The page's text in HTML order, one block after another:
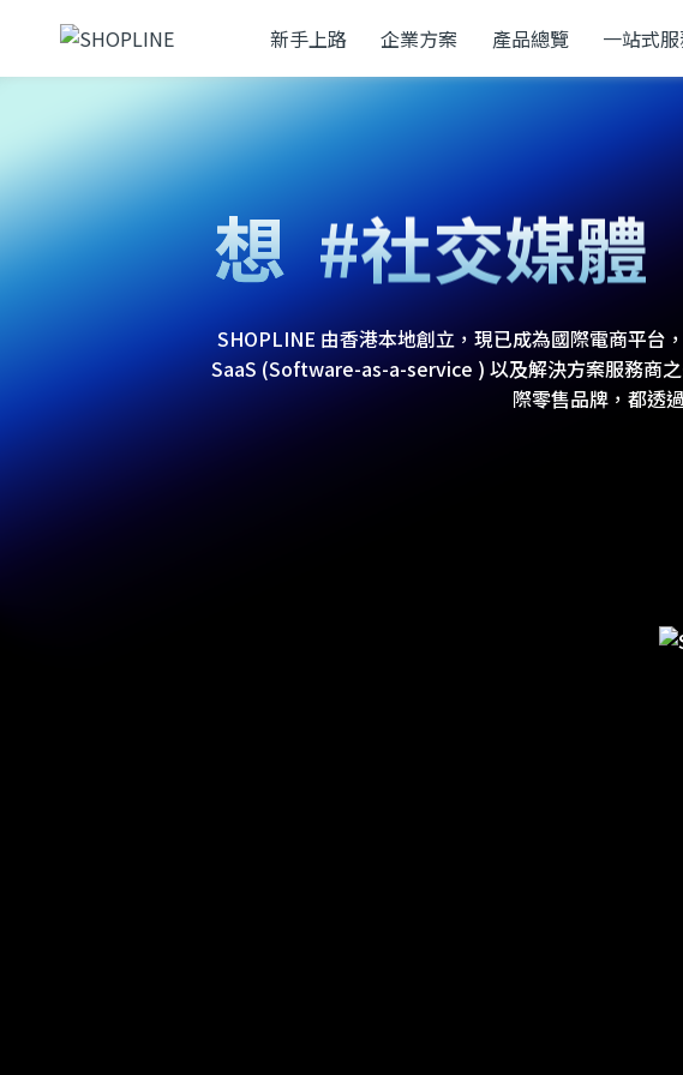
新手上路 企業方案 產品總覽 一站式
想
#網上
#社交媒體
#零售POS
SHOPLINE 由香港本地創立，現已成為國際電商平台
SaaS (Software-as-a-service ) 以及解決方案服務商
際零售品牌，都透